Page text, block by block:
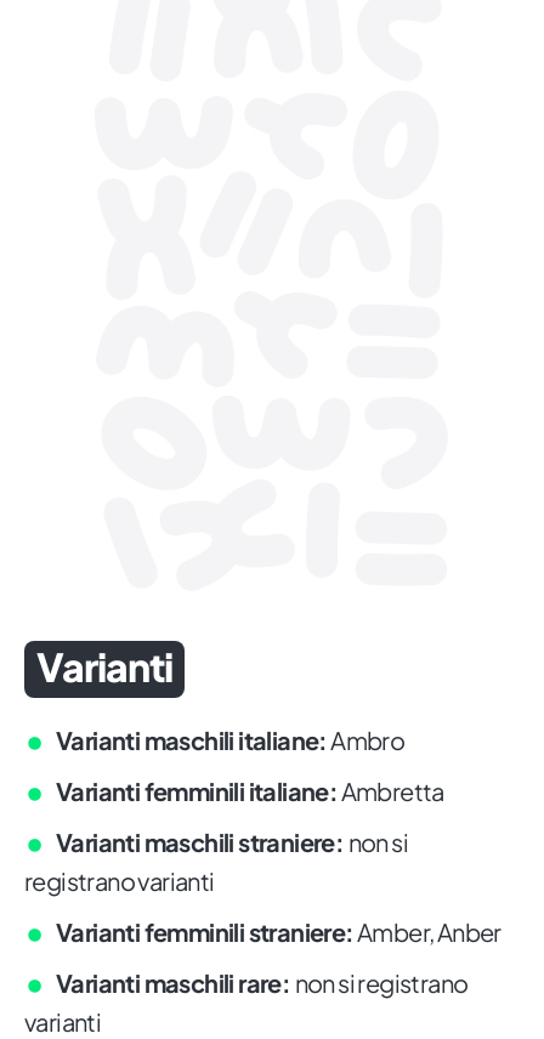
Varianti
Varianti maschili italiane: Ambro
Varianti femminili italiane: Ambretta
Varianti maschili straniere: non si
registrano varianti
Varianti femminili straniere: Amber, Anber
Varianti maschili rare: non si registrano
varianti